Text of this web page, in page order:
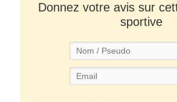
Donnez votre avis sur
sportive